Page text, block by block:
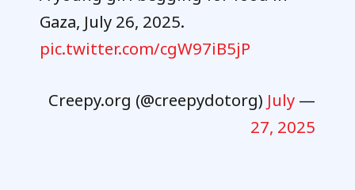
Gaza, July 26, 2025.
pic.twitter.com/cgW97iB5jP
— Creepy.org (@creepydotorg)
July
27, 2025